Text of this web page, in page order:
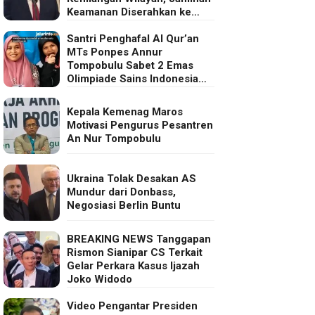
Keamanan Diserahkan ke
Santri Penghafal Al Qur’an
MTs Ponpes Annur
Tompobulu Sabet 2 Emas
Olimpiade Sains Indonesia
Kepala Kemenag Maros
Motivasi Pengurus Pesantren
An Nur Tompobulu
Ukraina Tolak Desakan AS
Mundur dari Donbass,
Negosiasi Berlin Buntu
BREAKING NEWS Tanggapan
Rismon Sianipar CS Terkait
Gelar Perkara Kasus Ijazah
Joko Widodo
Video Pengantar Presiden